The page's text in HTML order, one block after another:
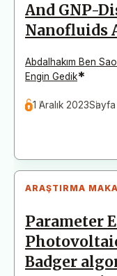
And GNP-
Nanofluids
Abdalhakım Ben
Engin Gedik*
1 Aralık 2023Sayfa
ARAŞTIRMA
Parameter
Badger